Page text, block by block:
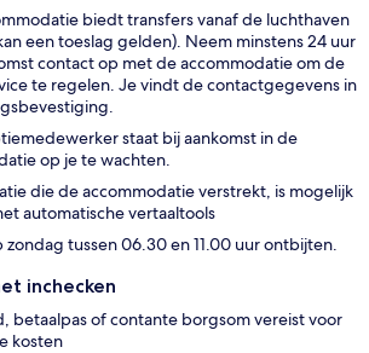
biedt transfers vanaf de luchthaven
een toeslag gelden). Neem minstens 24 uur
contact op met de accommodatie om de
te regelen. Je vindt de contactgegevens in
staat bij aankomst in de
op je te wachten.
die de accommodatie verstrekt, is mogelijk
automatische vertaaltools
zondag tussen 06.30 en 11.00 uur ontbijten.
inchecken
betaalpas of contante borgsom vereist voor
kosten